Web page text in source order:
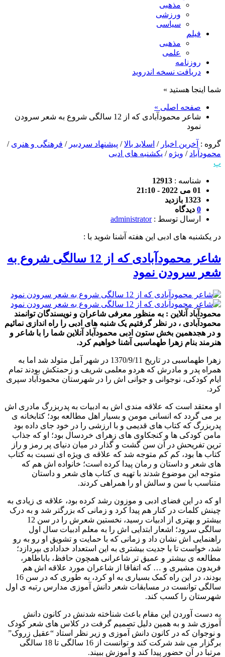
مذهبی
ورزشی
سیاسی
فیلم
مذهبی
علمی
روزنامه
دریافت نسخه اندروید
شما اینجا هستید »
صفحه اصلی »
شاعر محمودآبادی که از 12 سالگی شروع به شعر سرودن
نمود
گروه : آخرین اخبار / اسلاید بالا/ پیشنهاد سردبیر / فرهنگی و هنری /
محمودآباد / ویژه / یکشنبه های ادبی
پ
شناسه : 12913
01 می 2022 - 21:10
1323 بازدید
0 دیدگاه
ارسال توسط :administrator
در یکشنبه های ادبی این هفته آشنا شوید با :
شاعر محمودآبادی که از 12 سالگی شروع به
شعر سرودن نمود
محمودآباد آنلاین : به منظور معرفی شاعران و نویسندگان توانمند
محمودآبادی ، در نظر گرفتیم یک شنبه های ادبی را راه اندازی نمائیم
و در هجدهمین بخش ستون ادبى محمودآباد آنلاين شما را با شاعر و
هنرمند بنام زهرا طهماسبی آشنا خواهیم کرد.
زهرا طهماسبی در تاریخ 1370/9/11 در شهر آمل متولد شد اما به
همراه پدر و مادرش که هردو معلمی شریف و زحمتکش بودند تمام
ایام کودکی، نوجوانی و جوانی اش را در شهرستان محمودآباد سپری
کرد.
او معتقد است که علاقه مندی اش به ادبیات به پدربزرگ مادری اش
بر می گردد که انسانی مومن و بسیار اهل مطالعه بود؛ کتابخانه ی
پدربزرگ که کتاب هاى قديمى و با ارزشی را در خود جاى داده بود
مامن کودکی ها و کنجکاوی های زهرای خردسال بود؛ او که جذاب
ترین تفریحش در آن سن گشت و گذار در میان دنیای پر رمز و راز
کتاب ها بود، کم کم متوجه شد که علاقه ی ویژه ای نسبت به کتاب
های شعر و داستان و رمان پیدا کرده است؛ خانواده اش هم که
متوجه این موضوع شدند با تهیه ی کتاب های شعر و داستان
متناسب با سن و سالش او را همراهی کردند.
او که در این فضای ادبی و موزون رشد کرده بود، علاقه ی زیادی به
چینش کلمات در کنار هم پیدا کرد و زمانی که بزرگتر شد و به درک
بیشتر و بهتری از ادبیات رسید، نخستین شعرش را در سن 12
سالگی سرود؛ اشعار ابتدایی اش را به معلم ادبیات سال اول
راهنمایی اش نشان داد و زمانی که با حمایت و تشویق او رو به رو
شد، خواست تا با جدیت بیشتری به این استعداد خدادادی بپردازد؛
مطالعه ی بیشتر و عمیق تر شاعرانی همچون حافظ، باباطاهر،
فریدون مشیری و … که اتفاقا از شاعران مورد علاقه اش هم
بودند، در این راه کمک بسیاری به او کرد، به طوری که در سن 16
سالگی توانست در مسابقات شعر دانش آموزی مدارس رتبه ی اول
شهرستان را کسب کند.
به دست آوردن این مقام باعث شناخته شدنش در کانون دانش
آموزی شد و به همین دلیل تصمیم گرفت در کلاس های شعر کودک
و نوجوان که در کانون دانش آموزی و زیر نظر استاد “عقیل زروک”
برگزار می شد شرکت کند و توانست از 16 سالگی تا 18 سالگی
مرتبا در آن حضور پیدا کند و آموزش ببیند.